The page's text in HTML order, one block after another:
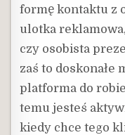
formę kontaktu z
ulotka
czy osobista
zaś to doskonałe
platforma do
temu jesteś
kiedy chce tego